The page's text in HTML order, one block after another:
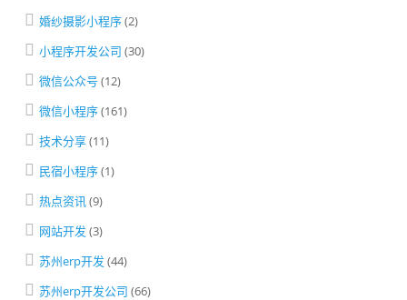
婚纱摄影小程序(2)
小程序开发公司 (30)
微信公众号(12)
微信小程序(161)
技术分享(11)
民宿小程序(1)
热点资讯(9)
网站开发 (3)
苏州erp开发 (44)
苏州erp开发公司 (66)